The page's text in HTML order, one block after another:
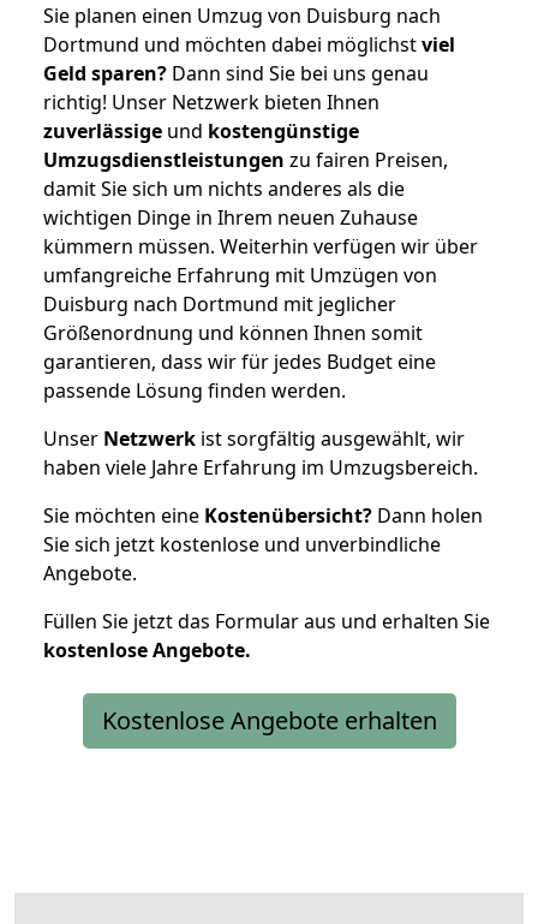
Sie planen einen Umzug von Duisburg nach
Dortmund und möchten dabei möglichstviel
Geld sparen? Dann sind Sie bei uns genau
richtig! Unser Netzwerk bieten Ihnen
zuverlässige und kostengünstige
Umzugsdienstleistungen zu fairen Preisen,
damit Sie sich um nichts anderes als die
wichtigen Dinge in Ihrem neuen Zuhause
kümmern müssen. Weiterhin verfügen wir über
umfangreiche Erfahrung mit Umzügen von
Duisburg nach Dortmund mit jeglicher
Größenordnung und können Ihnen somit
garantieren, dass wir für jedes Budget eine
passende Lösung finden werden.
Unser Netzwerk ist sorgfältig ausgewählt, wir
haben viele Jahre Erfahrung im Umzugsbereich.
Sie möchten eine Kostenübersicht? Dann holen
Sie sich jetzt kostenlose und unverbindliche
Angebote.
Füllen Sie jetzt das Formular aus und erhalten Sie
kostenloseAngebote.
Kostenlose Angebote erhalten